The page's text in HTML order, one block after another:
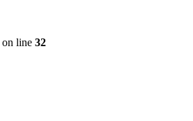
on line 32